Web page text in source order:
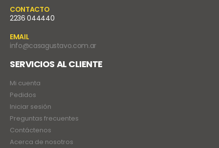
CONTACTO
2236 044440
EMAIL
info@casagustavo.com.ar
SERVICIOS AL CLIENTE
Mi cuenta
Pedidos
Iniciar sesión
Preguntas frecuentes
Contáctenos
Acerca de nosotros